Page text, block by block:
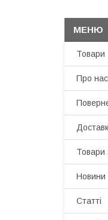
Товари
Про нас
Товари
Новини
Статті